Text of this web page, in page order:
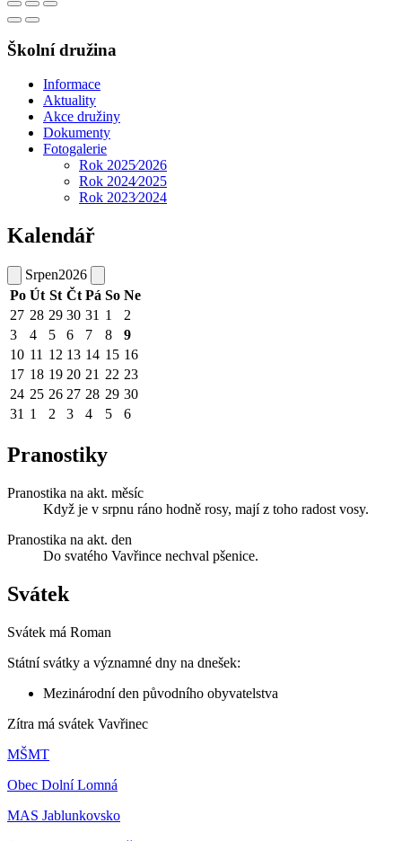
Školní družina
Informace
Aktuality
Akce družiny
Dokumenty
Fotogalerie
Rok 2025⁄2026
Rok 2024⁄2025
Rok 2023⁄2024
Kalendář
Srpen2026
Po Út St Čt Pá So Ne
27 28 29 30 31 1
2
3
4 5 6 7 8
9
10 11 12 13 14 15 16
17 18 19 20 21 22 23
24 25 26 27 28 29 30
31 1 2 3 4 5 6
Pranostiky
Pranostika na akt. měsíc
Když je v srpnu ráno hodně rosy, mají z toho radost vosy.
Pranostika na akt. den
Do svatého Vavřince nechval pšenice.
Svátek
Svátek má Roman
Státní svátky a významné dny na dnešek:
Mezinárodní den původního obyvatelstva
Zítra má svátek Vavřinec
MŠMT
Obec Dolní Lomná
MAS Jablunkovsko